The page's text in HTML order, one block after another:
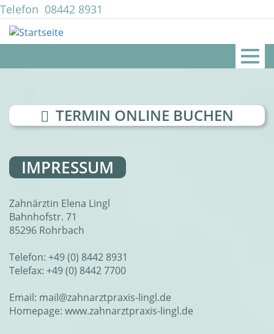
Direkt
zum
Inhalt
Telefon 08442 8931
mail@zahnarztpraxis-lingl.de
TERMIN ONLINE BUCHEN
IMPRESSUM
Zahnärztin Elena Lingl
Bahnhofstr. 71
85296 Rohrbach
Telefon: +49 (0) 8442 8931
Telefax: +49 (0) 8442 7700
Email: mail@zahnarztpraxis-lingl.de
Homepage: www.zahnarztpraxis-lingl.de